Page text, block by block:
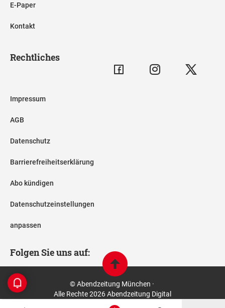
E-Paper
Kontakt
Rechtliches
Impressum
AGB
Datenschutz
Barrierefreiheitserklärung
Abo kündigen
Datenschutzeinstellungen
anpassen
Folgen Sie uns auf:
© Abendzeitung München ·
Alle Rechte 2026 Abendzeitung Digital